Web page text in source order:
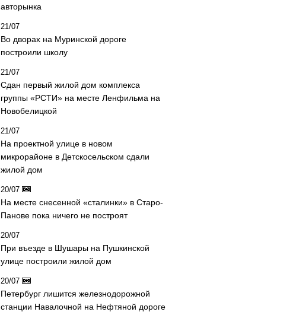
авторынка
21/07
Во дворах на Муринской дороге
построили школу
21/07
Сдан первый жилой дом комплекса
группы «РСТИ» на месте Ленфильма на
Новобелицкой
21/07
На проектной улице в новом
микрорайоне в Детскосельском сдали
жилой дом
20/07
На месте снесенной «сталинки» в Старо-
Панове пока ничего не построят
20/07
При въезде в Шушары на Пушкинской
улице построили жилой дом
20/07
Петербург лишится железнодорожной
станции Навалочной на Нефтяной дороге